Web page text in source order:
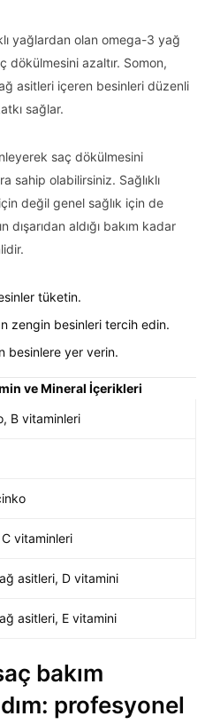
yağlardan olan omega-3 yağ
dökülmesini azaltır. Somon,
asitleri içeren besinleri düzenli
sağlar.
saç dökülmesini
sahip olabilirsiniz. Sağlıklı
değil genel sağlık için de
dışarıdan aldığı bakım kadar
tüketin.
zengin besinleri tercih edin.
besinlere yer verin.
ve Mineral İçerikleri
B vitaminleri
vitaminleri
asitleri, D vitamini
asitleri, E vitamini
bakım
profesyonel